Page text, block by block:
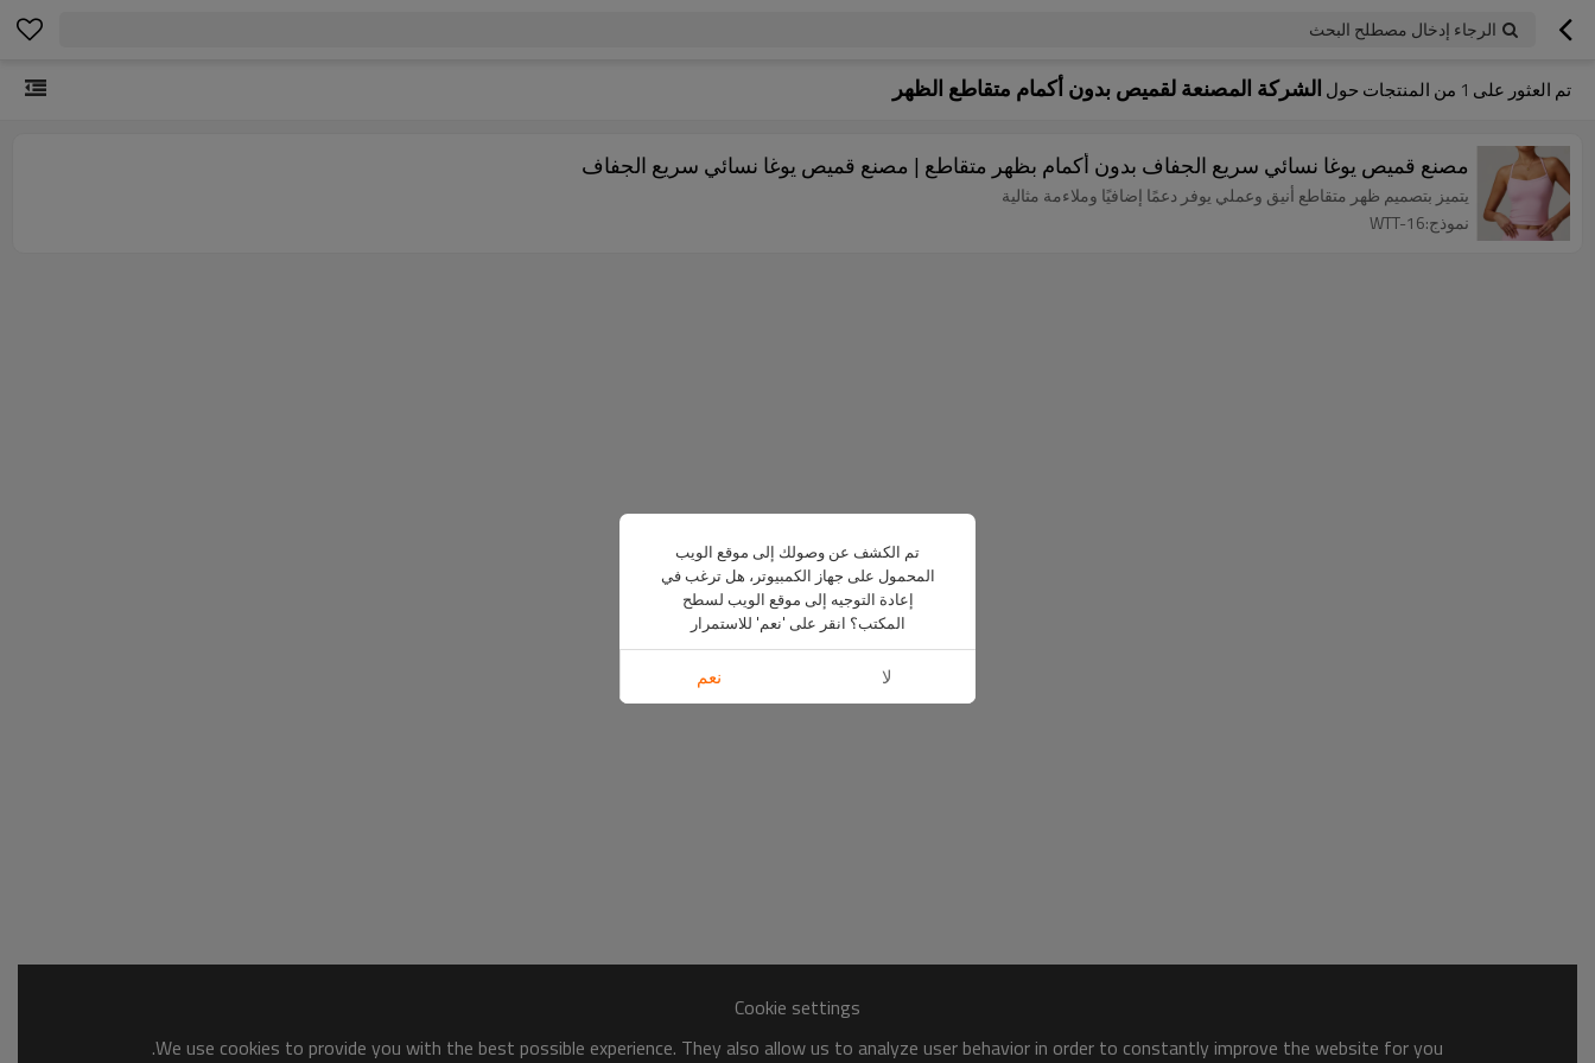
الرجاء إدخال مصطلح البحث
تم العثور على 1 من المنتجات حول الشركة المصنعة لقميص بدون أكمام متقاطع الظهر
مصنع قميص يوغا نسائي سريع الجفاف بدون أكمام بظهر متقاطع | مصنع قميص يوغا نسائي سريع الجفاف
يتميز بتصميم ظهر متقاطع أنيق وعملي يوفر دعمًا إضافيًا وملاءمة مثالية
نموذج:WTT-16
Cookie settings
We use cookies to provide you with the best possible experience. They also allow us to analyze user behavior in order to constantly improve the website for you.
تم الكشف عن وصولك إلى موقع الويب
المحمول على جهاز الكمبيوتر، هل ترغب في
إعادة التوجيه إلى موقع الويب لسطح
المكتب؟ انقر على 'نعم' للاستمرار
لا نعم